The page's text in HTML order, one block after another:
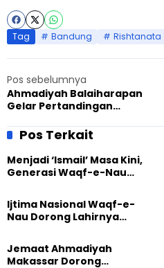
Tag Bandung Rishtanata
Pos sebelumnya
Ahmadiyah Balaiharapan
Gelar Pertandingan
Diikuti para Pemuda
Pos Terkait
Menjadi ‘Ismail’ Masa Kini,
Generasi Waqf-e-Nau
Pengabdian
Ijtima Nasional Waqf-e-
Nau Dorong Lahirnya
yang Militan
Jemaat Ahmadiyah
Makassar Dorong